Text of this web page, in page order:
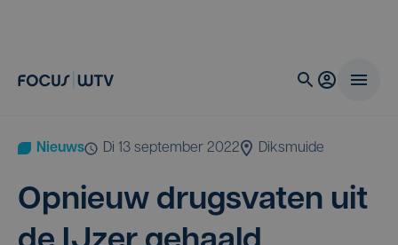
Nieuws di 13 september 2022 Diksmuide
Opnieuw drugs­va­ten uit